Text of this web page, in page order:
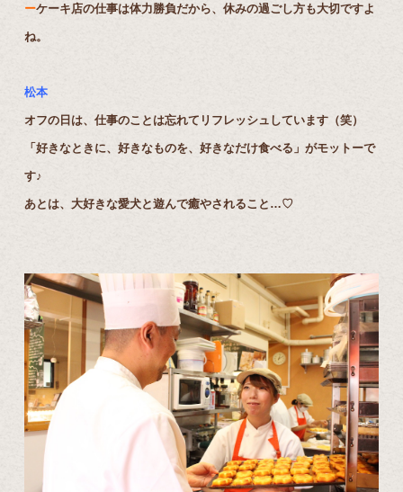
ーケーキ店の仕事は体力勝負だから、休みの過ごし方も大切ですよ
ね。
松本
オフの日は、仕事のことは忘れてリフレッシュしています（笑）
「好きなときに、好きなものを、好きなだけ食べる」がモットーで
す♪
あとは、大好きな愛犬と遊んで癒やされること…♡